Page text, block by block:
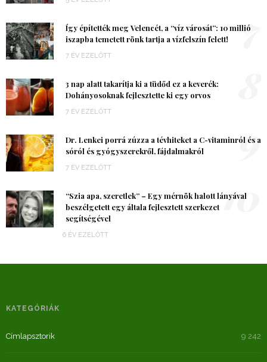
Így építették meg Velencét, a “víz városát”: 10 millió
iszapba temetett rönk tartja a vízfelszín felett!
7 ÉV EZELŐTT
7
3 nap alatt takarítja ki a tüdőd ez a keverék:
Dohányosoknak fejlesztette ki egy orvos
7 ÉV EZELŐTT
Dr. Lenkei porrá zúzza a tévhiteket a C-vitaminról és a
sóról és gyógyszerekről, fájdalmakról
7 ÉV EZELŐTT
9
“Szia apa, szeretlek” – Egy mérnök halott lányával
beszélgetett egy általa fejlesztett szerkezet
segítségével
6 ÉV EZELŐTT
10
KATEGÓRIÁK
Címlapsztorik 9 242